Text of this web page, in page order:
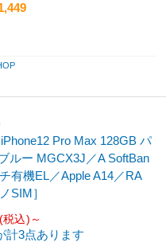
iPhone12 Pro Max 128GB パ
ルー MGCX3J／A SoftBan
有機EL／Apple A14／RA
SIM］
(税込)～
計3点あります